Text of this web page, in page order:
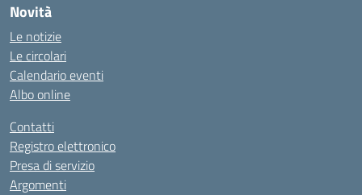
Novità
Le notizie
Le circolari
Calendario eventi
Albo online
Contatti
Registro elettronico
Presa di servizio
Argomenti